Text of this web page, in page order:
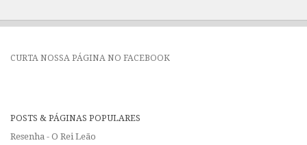
CURTA NOSSA PÁGINA NO FACEBOOK
POSTS & PÁGINAS POPULARES
Resenha - O Rei Leão